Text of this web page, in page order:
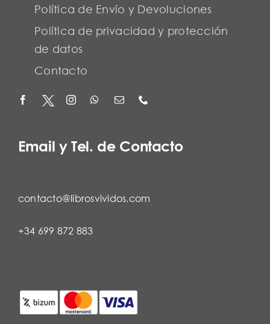
Política de Envío y Devoluciones
Política de privacidad y protección
de datos
Contacto
Email y Tel. de Contacto
contacto@librosvividos.com
+34 699 872 883